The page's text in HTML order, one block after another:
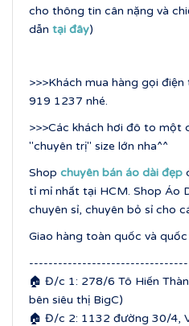
cho thông tin cân nặng và
dẫn tại đây)
>>>Khách mua hàng gọi
919 1237 nhé.
>>>Các khách hơi đô to một
"chuyên trị" size lớn nha^^
Shop chuyên bán áo dài đẹp
tỉ mỉ nhất tại HCM. Shop Áo
chuyên sỉ, chuyên bỏ sỉ cho
Giao hàng toàn quốc và
🏠 Đ/c 1: 278/6 Tô Hiến
bên siêu thị BigC)
🏠 Đ/c 2: 1132 đường 30/4,